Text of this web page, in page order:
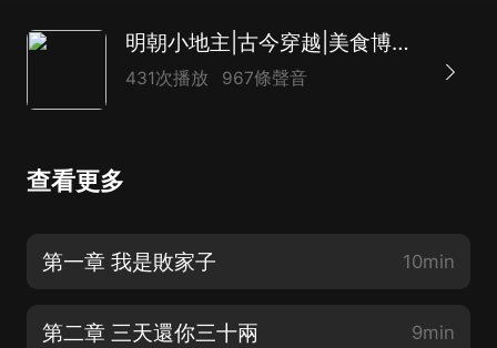
明朝小地主|古今穿越|美食博主|玩轉明朝|AI多播
431次播放 967條聲音
查看更多
第一章 我是敗家子 10min
第二章 三天還你三十兩 9min